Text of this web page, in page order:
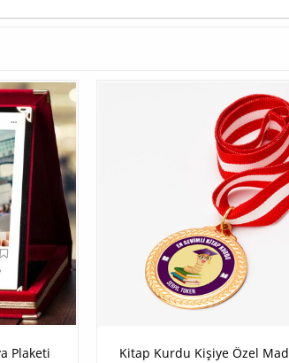
Plaketi Kitap Kurdu Kişiye Özel